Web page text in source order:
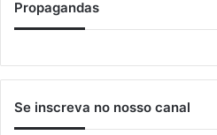
Propagandas
Se inscreva no nosso canal